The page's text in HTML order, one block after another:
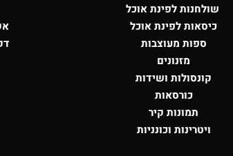
שולחנות לפינת אוכל
כיסאות לפינת אוכל
ספות מעוצבות
מזנונים
קונסולות ושידות
כורסאות
תמונות קיר
ויטרינות וכונניות